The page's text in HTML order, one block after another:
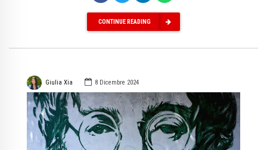
CONTINUE READING
Giulia Xia 8 Dicembre 2024